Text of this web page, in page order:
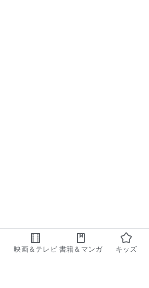
映画＆テレビ 書籍＆マンガ キッズ